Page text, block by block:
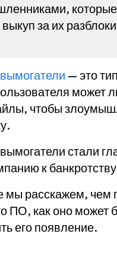
за их
— это
может
чтобы
стали
к
мы расскажем,
ПО, как оно может
его появление.